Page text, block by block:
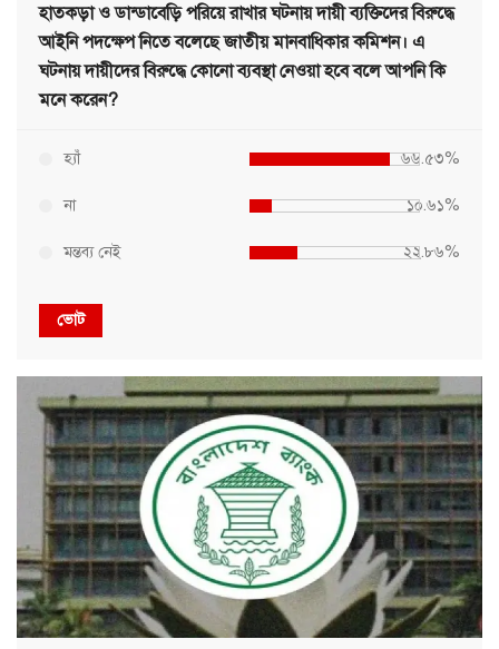
হাতকড়া ও ডান্ডাবেড়ি পরিয়ে রাখার ঘটনায় দায়ী ব্যক্তিদের বিরুদ্ধে
আইনি পদক্ষেপ নিতে বলেছে জাতীয় মানবাধিকার কমিশন। এ
ঘটনায় দায়ীদের বিরুদ্ধে কোনো ব্যবস্থা নেওয়া হবে বলে আপনি কি
মনে করেন?
হ্যাঁ ৬৬.৫৩%
না ১০.৬১%
মন্তব্য নেই ২২.৮৬%
ভোট